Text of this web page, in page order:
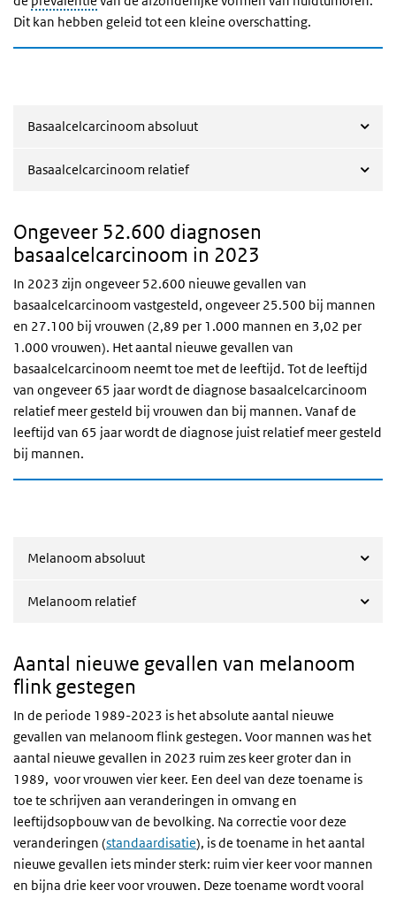
Dit kan hebben geleid tot een kleine overschatting.
Basaalcelcarcinoom absoluut
Basaalcelcarcinoom relatief
Ongeveer 52.600 diagnosen
basaalcelcarcinoom in 2023
In 2023 zijn ongeveer 52.600 nieuwe gevallen van
basaalcelcarcinoom vastgesteld, ongeveer 25.500 bij mannen
en 27.100 bij vrouwen (2,89 per 1.000 mannen en 3,02 per
1.000 vrouwen). Het aantal nieuwe gevallen van
basaalcelcarcinoom neemt toe met de leeftijd. Tot de leeftijd
van ongeveer 65 jaar wordt de diagnose basaalcelcarcinoom
relatief meer gesteld bij vrouwen dan bij mannen. Vanaf de
leeftijd van 65 jaar wordt de diagnose juist relatief meer gesteld
bij mannen.
Melanoom absoluut
Melanoom relatief
Aantal nieuwe gevallen van melanoom
flink gestegen
In de periode 1989-2023 is het absolute aantal nieuwe
gevallen van melanoom flink gestegen. Voor mannen was het
aantal nieuwe gevallen in 2023 ruim zes keer groter dan in
1989, voor vrouwen vier keer. Een deel van deze toename is
toe te schrijven aan veranderingen in omvang en
leeftijdsopbouw van de bevolking. Na correctie voor deze
veranderingen (standaardisatie), is de toename in het aantal
nieuwe gevallen iets minder sterk: ruim vier keer voor mannen
en bijna drie keer voor vrouwen. Deze toename wordt vooral